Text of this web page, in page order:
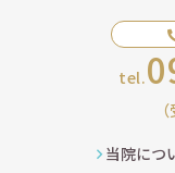
tel.
当院につ